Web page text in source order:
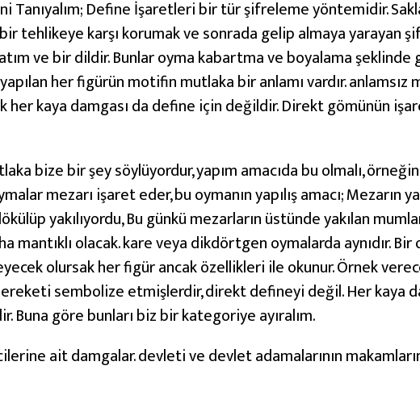
Tanıyalım; Define İşaretleri bir tür şifreleme yöntemidir.
tehlikeye karşı korumak ve sonrada gelip almaya yarayan
ve bir dildir. Bunlar oyma kabartma ve boyalama şeklinde
her figürün motifin mutlaka bir anlamı vardır. anlamsız
her kaya damgası da define için değildir. Direkt gömünün
bize bir şey söylüyordur, yapım amacıda bu olmalı,
mezarı işaret eder, bu oymanın yapılış amacı; Mezarın
yakılıyordu, Bu günkü mezarların üstünde yakılan
mantıklı olacak. kare veya dikdörtgen oymalarda aynıdır. Bir
olursak her figür ancak özellikleri ile okunur. Örnek
sembolize etmişlerdir, direkt defineyi değil. Her kaya
Buna göre bunları biz bir kategoriye ayıralım.
ait damgalar. devleti ve devlet adamalarının